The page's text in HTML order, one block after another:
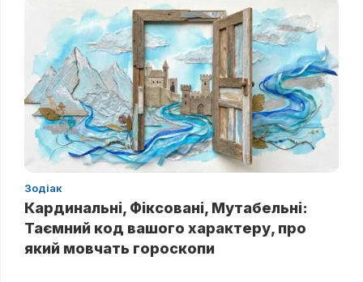
Зодіак
Кардинальні, Фіксовані, Мутабельні:
Таємний код вашого характеру, про
який мовчать гороскопи